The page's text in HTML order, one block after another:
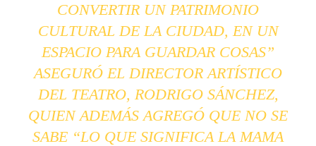
CONVERTIR UN PATRIMONIO
CULTURAL DE LA CIUDAD, EN UN
ESPACIO PARA GUARDAR COSAS”
ASEGURÓ EL DIRECTOR ARTÍSTICO
DEL TEATRO, RODRIGO SÁNCHEZ,
QUIEN ADEMÁS AGREGÓ QUE NO SE
SABE “LO QUE SIGNIFICA LA MAMA